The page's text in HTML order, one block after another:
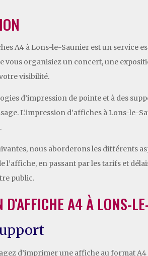
A4 à Lons-le-Saunier est un
vous organisiez un concert, une
visibilité.
d’impression de pointe et à des
L’impression d’affiches à Lons-
nous aborderons les différents
l’affiche, en passant par les tarifs et
public.
D’AFFICHE A4 À LONS-
d’imprimer une affiche au format